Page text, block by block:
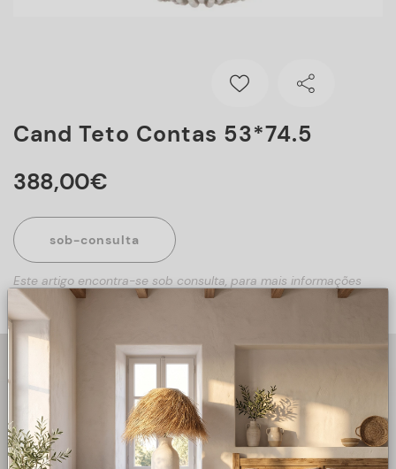
Cand Teto Contas 53*74.5
388,00€
sob-consulta
Este artigo encontra-se sob consulta, para mais informações
sobre o artigo, preencha o formulário abaixo.